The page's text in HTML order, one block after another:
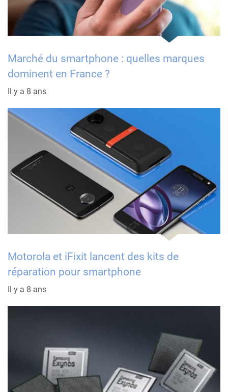
Marché du smartphone : quelles marques
dominent en France ?
Il y a 8 ans
Motorola et iFixit lancent des kits de
réparation pour smartphone
Il y a 8 ans